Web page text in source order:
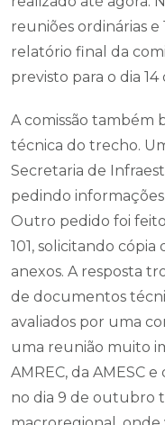
reuniões ordinárias e
relatório final da
previsto para o dia
A comissão também
técnica do trecho.
Secretaria de
pedindo
Outro pedido foi
101, solicitando
anexos. A resposta
de documentos
avaliados por uma
uma reunião muito
AMREC, da AMESC
no dia 9 de outubro